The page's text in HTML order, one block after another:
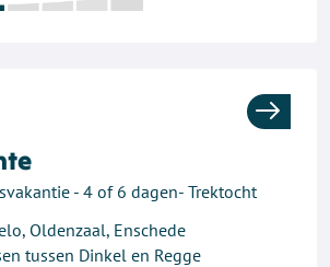
Next
- 4 of 6 dagen- Trektocht
Oldenzaal, Enschede
tussen Dinkel en Regge